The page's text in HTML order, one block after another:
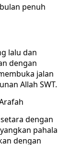
penuh
lalu dan
dengan
jalan
Allah SWT.
dengan
pahala
dengan